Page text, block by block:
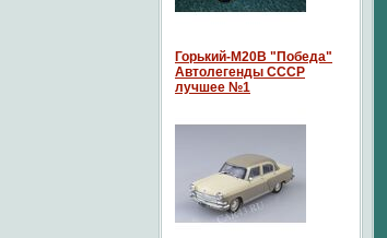
Горький-М20В "Победа"
Автолегенды СССР
лучшее №1